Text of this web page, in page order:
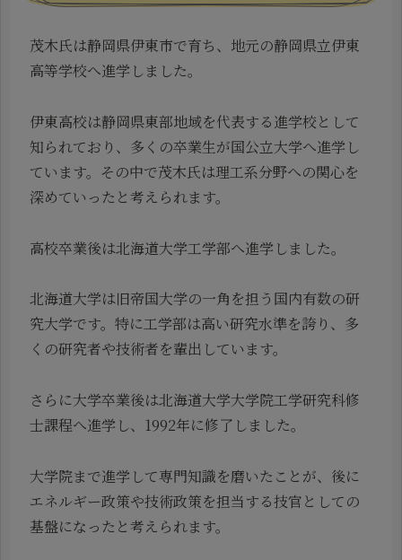
茂木氏は静岡県伊東市で育ち、地元の静岡県立伊東
高等学校へ進学しました。
伊東高校は静岡県東部地域を代表する進学校として
知られており、多くの卒業生が国公立大学へ進学し
ています。その中で茂木氏は理工系分野への関心を
深めていったと考えられます。
高校卒業後は北海道大学工学部へ進学しました。
北海道大学は旧帝国大学の一角を担う国内有数の研
究大学です。特に工学部は高い研究水準を誇り、多
くの研究者や技術者を輩出しています。
さらに大学卒業後は北海道大学大学院工学研究科修
士課程へ進学し、1992年に修了しました。
大学院まで進学して専門知識を磨いたことが、後に
エネルギー政策や技術政策を担当する技官としての
基盤になったと考えられます。